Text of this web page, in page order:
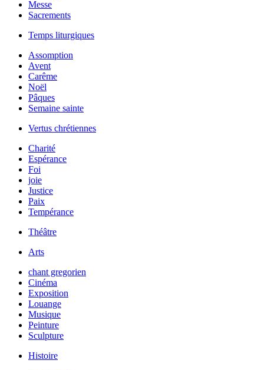
Messe
Sacrements
Temps liturgiques
Assomption
Avent
Carême
Noël
Pâques
Semaine sainte
Vertus chrétiennes
Charité
Espérance
Foi
joie
Justice
Paix
Tempérance
Théâtre
Arts
chant gregorien
Cinéma
Exposition
Louange
Musique
Peinture
Sculpture
Histoire